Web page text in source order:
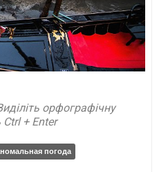
орфографічну
+ Enter
погода